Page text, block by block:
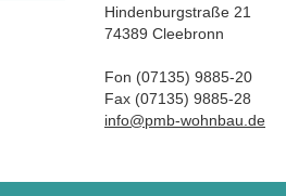
Hindenburgstraße 21
74389 Cleebronn
Fon (07135) 9885-20
Fax (07135) 9885-28
info@pmb-wohnbau.de